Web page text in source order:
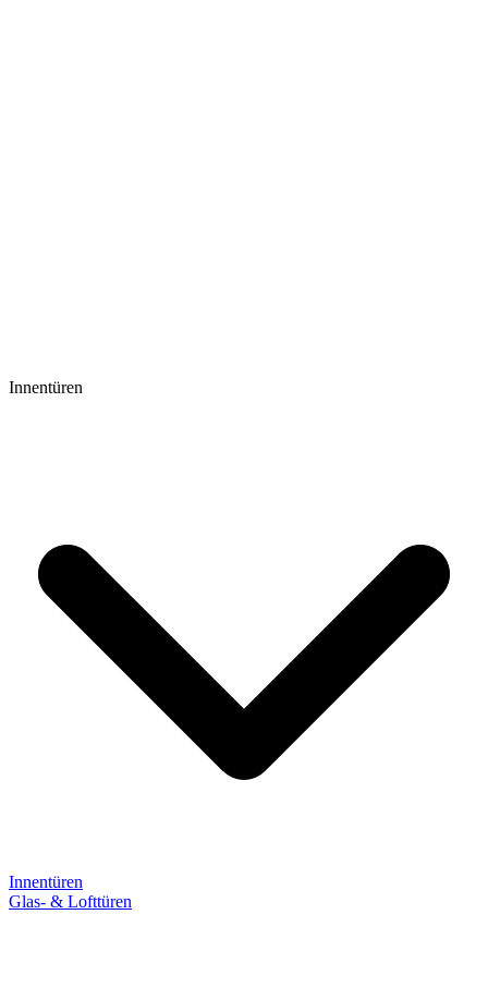
Innentüren
Innentüren
Glas- & Lofttüren